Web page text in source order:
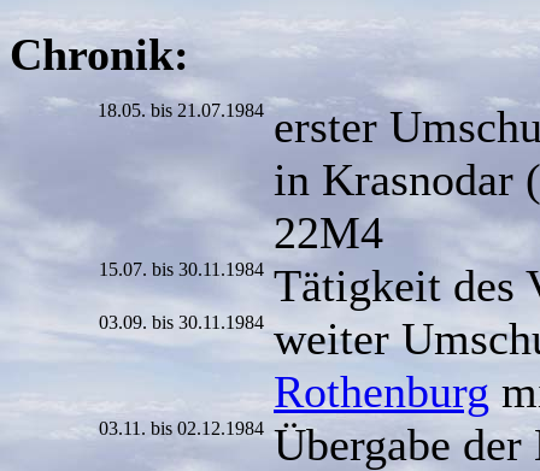
Chronik:
18.05. bis 21.07.1984erster
in Krasnodar
22M4
15.07. bis 30.11.1984 Tätigkeit des
03.09. bis 30.11.1984 weiter
Rothenburg
03.11. bis 02.12.1984 Übergabe